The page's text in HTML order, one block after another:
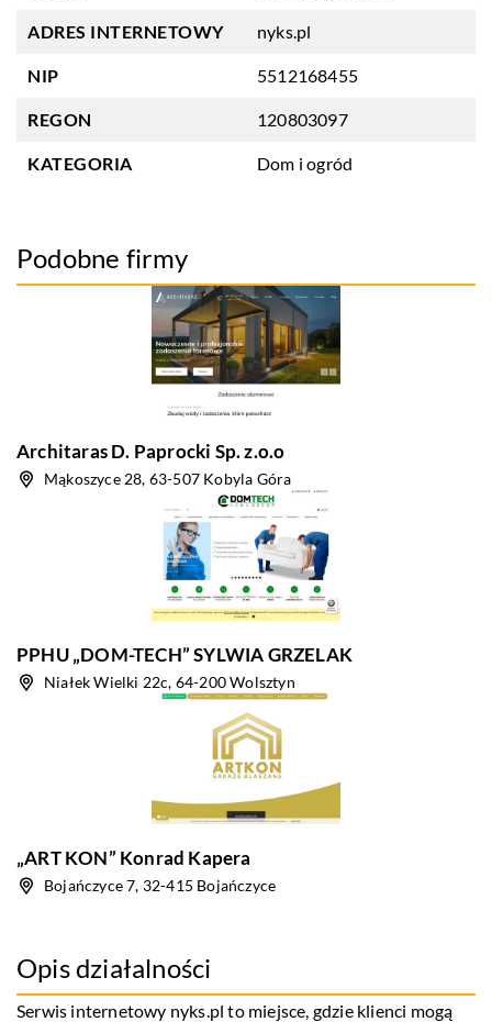
ADRES INTERNETOWY nyks.pl
NIP 5512168455
REGON 120803097
KATEGORIA Dom i ogród
Podobne firmy
Architaras D. Paprocki Sp. z.o.o
Mąkoszyce 28, 63-507 Kobyla Góra
PPHU „DOM-TECH” SYLWIA GRZELAK
Niałek Wielki 22c, 64-200 Wolsztyn
„ART KON” Konrad Kapera
Bojańczyce 7, 32-415 Bojańczyce
Opis działalności
Serwis internetowy nyks.pl to miejsce, gdzie klienci mogą